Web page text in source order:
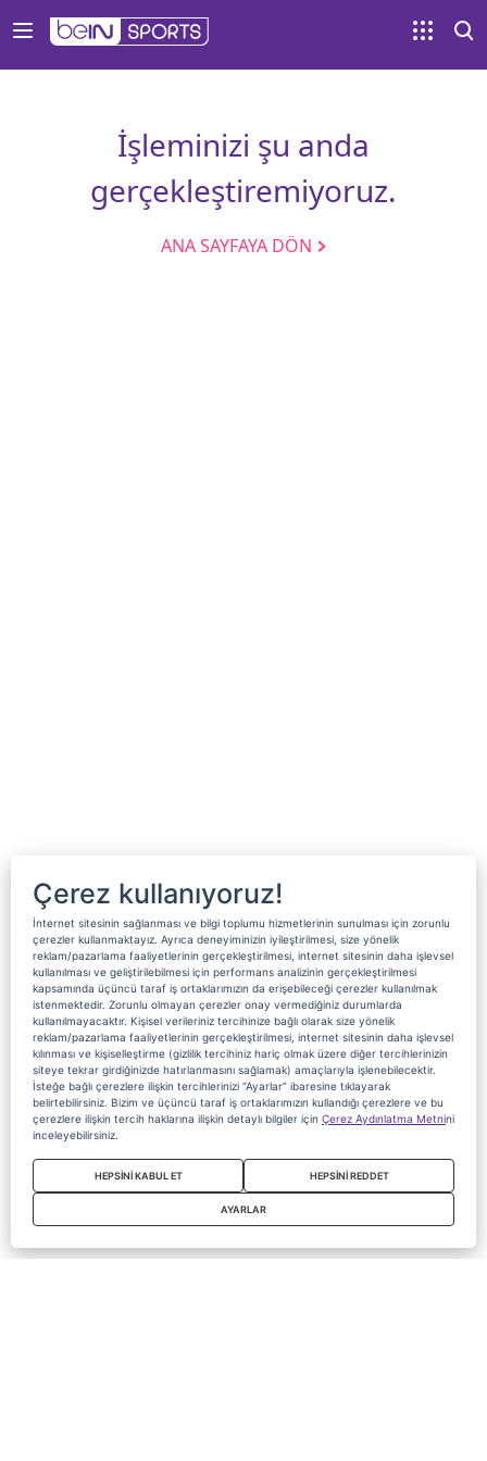
İşleminizi şu anda
gerçekleştiremiyoruz.
ANA SAYFAYA DÖN
Çerez kullanıyoruz!
İnternet sitesinin sağlanması ve bilgi toplumu hizmetlerinin sunulması için zorunlu
çerezler kullanmaktayız. Ayrıca deneyiminizin iyileştirilmesi, size yönelik
reklam/pazarlama faaliyetlerinin gerçekleştirilmesi, internet sitesinin daha işlevsel
kullanılması ve geliştirilebilmesi için performans analizinin gerçekleştirilmesi
kapsamında üçüncü taraf iş ortaklarımızın da erişebileceği çerezler kullanılmak
istenmektedir. Zorunlu olmayan çerezler onay vermediğiniz durumlarda
kullanılmayacaktır. Kişisel verileriniz tercihinize bağlı olarak size yönelik
reklam/pazarlama faaliyetlerinin gerçekleştirilmesi, internet sitesinin daha işlevsel
kılınması ve kişiselleştirme (gizlilik tercihiniz hariç olmak üzere diğer tercihlerinizin
siteye tekrar girdiğinizde hatırlanmasını sağlamak) amaçlarıyla işlenebilecektir.
İsteğe bağlı çerezlere ilişkin tercihlerinizi “Ayarlar” ibaresine tıklayarak
belirtebilirsiniz. Bizim ve üçüncü taraf iş ortaklarımızın kullandığı çerezlere ve bu
çerezlere ilişkin tercih haklarına ilişkin detaylı bilgiler için Çerez Aydınlatma Metnini
inceleyebilirsiniz.
HEPSİNİ KABUL ET HEPSİNİ REDDET
AYARLAR